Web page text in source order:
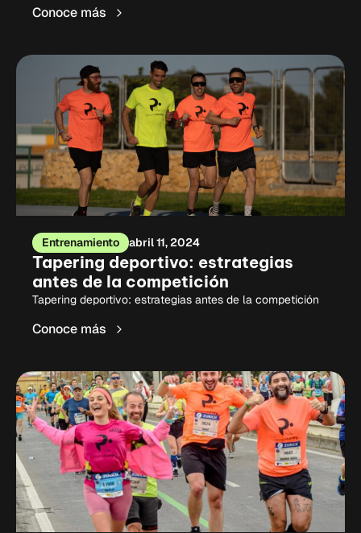
Conoce más
Entrenamiento abril 11, 2024
Tapering deportivo: estrategias
antes de la competición
Tapering deportivo: estrategias antes de la competición
Conoce más